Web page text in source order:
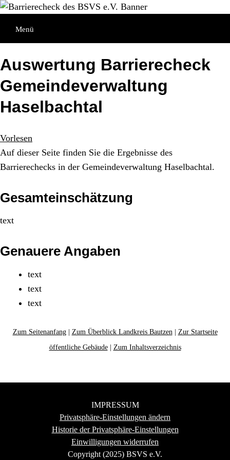
Direkt
Inhaltsverzeichnis
Direkt
Kontaktseite
Direkt
InhaltMenü
Auswertung Barrierecheck
Gemeindeverwaltung
Haselbachtal
Vorlesen
Auf dieser Seite finden Sie die Ergebnisse des
Barrierechecks in der Gemeindeverwaltung Haselbachtal.
Gesamteinschätzung
text
Genauere Angaben
text
text
text
Zum Seitenanfang| Zum Überblick Landkreis Bautzen
Zur Startseite
öffentliche Gebäude| Zum Inhaltsverzeichnis
IMPRESSUM
Privatsphäre-Einstellungen ändern
Historie der Privatsphäre-Einstellungen
Einwilligungen widerrufen
Copyright (2025) BSVS e.V.